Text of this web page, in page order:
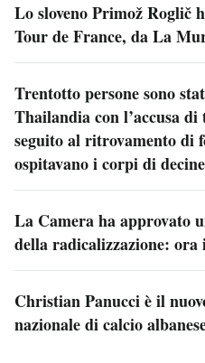
Lo sloveno Primož Roglič
Tour de France, da La
Trentotto persone sono
Thailandia con l’accusa
seguito al ritrovamento di
ospitavano i corpi di
La Camera ha approvato
della radicalizzazione: ora
Christian Panucci è il
nazionale di calcio